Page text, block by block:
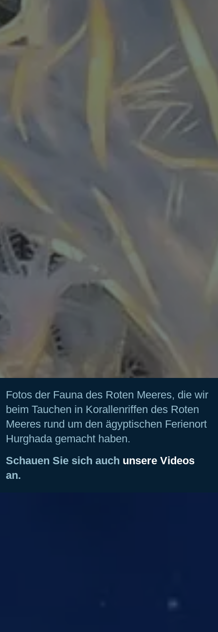
Fotos der Fauna des Roten Meeres, die wir
beim Tauchen in Korallenriffen des Roten
Meeres rund um den ägyptischen Ferienort
Hurghada gemacht haben.
Schauen Sie sich auch unsere Videos
an.